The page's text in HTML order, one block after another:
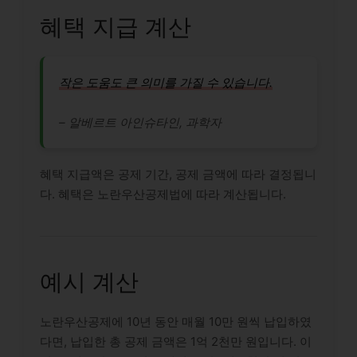
혜택 지급 계산
작은 도움도 큰 의미를 가질 수 있습니다.
– 알베르트 아인슈타인, 과학자
혜택 지급액은 공제 기간, 공제 금액에 따라 결정됩니
다. 혜택은 노란우산공제법에 따라 계산됩니다.
예시 계산
노란우산공제에 10년 동안 매월 10만 원씩 납입하였
다면, 납입한 총 공제 금액은 1억 2천만 원입니다. 이